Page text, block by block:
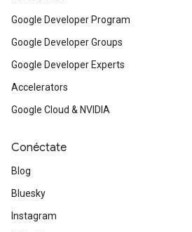
Google Developer Program
Google Developer Groups
Google Developer Experts
Accelerators
Google Cloud & NVIDIA
Conéctate
Blog
Bluesky
Instagram